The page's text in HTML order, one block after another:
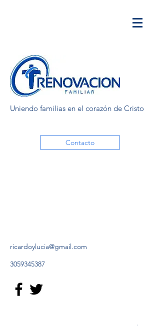
Uniendo familias en el corazón de Cristo
Contacto
ricardoylucia@gmail.com
3059345387